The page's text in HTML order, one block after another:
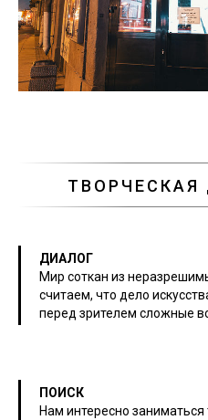
ТВОРЧЕСКАЯ
ДИАЛОГ
Мир соткан из
считаем, что дело
перед зрителем сложные
ПОИСК
Нам интересно заниматься